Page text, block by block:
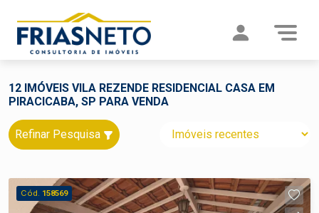
12 IMÓVEIS VILA REZENDE RESIDENCIAL CASA EM
PIRACICABA, SP PARA VENDA
Refinar Pesquisa
Cód. 158569